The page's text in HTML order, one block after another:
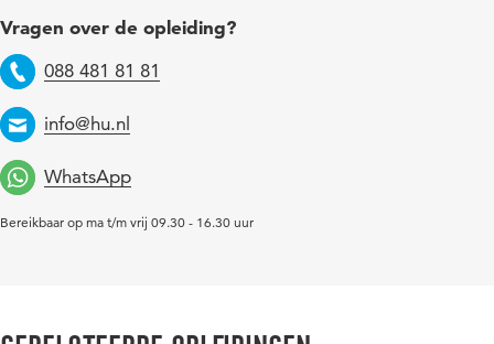
Vragen over de opleiding?
Telefoon
088 481 81 81
Email
info@hu.nl
WhatsApp
Bereikbaar op ma t/m vrij 09.30 - 16.30 uur